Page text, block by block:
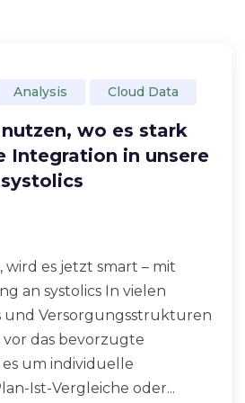
Analysis Cloud Data
wo es stark
Integration in unsere
wird es jetzt smart – mit
an systolics In vielen
und Versorgungsstrukturen
vor das bevorzugte
um individuelle
Ist-Vergleiche oder...